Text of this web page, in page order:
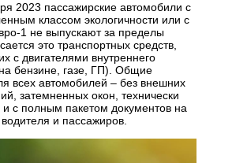
2023 пассажирские автомобили с
классом экологичности или с
1 не выпускают за пределы
это транспортных средств,
с двигателями внутреннего
бензине, газе, ГП). Общие
всех автомобилей – без внешних
затемненных окон, технически
и с полным пакетом документов на
и пассажиров.